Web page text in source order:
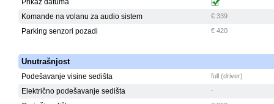
Prikaz datuma
Komande na volanu za audio sistem
€ 339
Parking senzori pozadi € 420
Unutrašnjost
Podešavanje visine sedišta full (driver)
Električno podešavanje sedišta -